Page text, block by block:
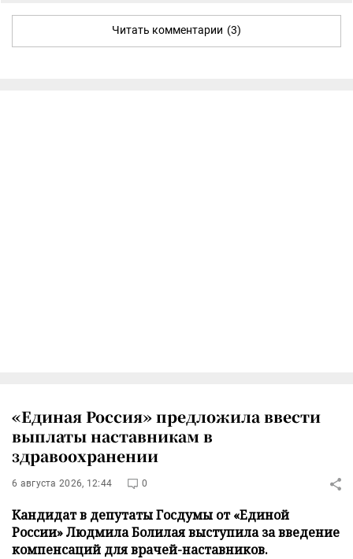
Читать комментарии (3)
«Единая Россия» предложила ввести
выплаты наставникам в
здравоохранении
6 августа 2026, 12:44 0
Кандидат в депутаты Госдумы от «Единой
России» Людмила Болилая выступила за введение
компенсаций для врачей-наставников.